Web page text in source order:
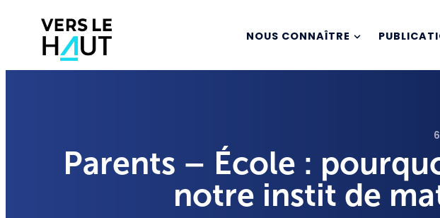
NOUS CONNAÎTRE
Parents – École :
notre instit de